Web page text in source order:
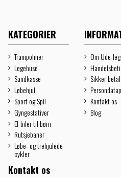
KATEGORIER
Trampoliner
Legehuse
Sandkasse
Løbehjul
Sport og Spil
Gyngestativer
El-biler til børn
Rutsjebaner
Løbe- og trehjulede
cykler
Om Ude-
Sikker
Kontakt os
Blog
Kontakt os